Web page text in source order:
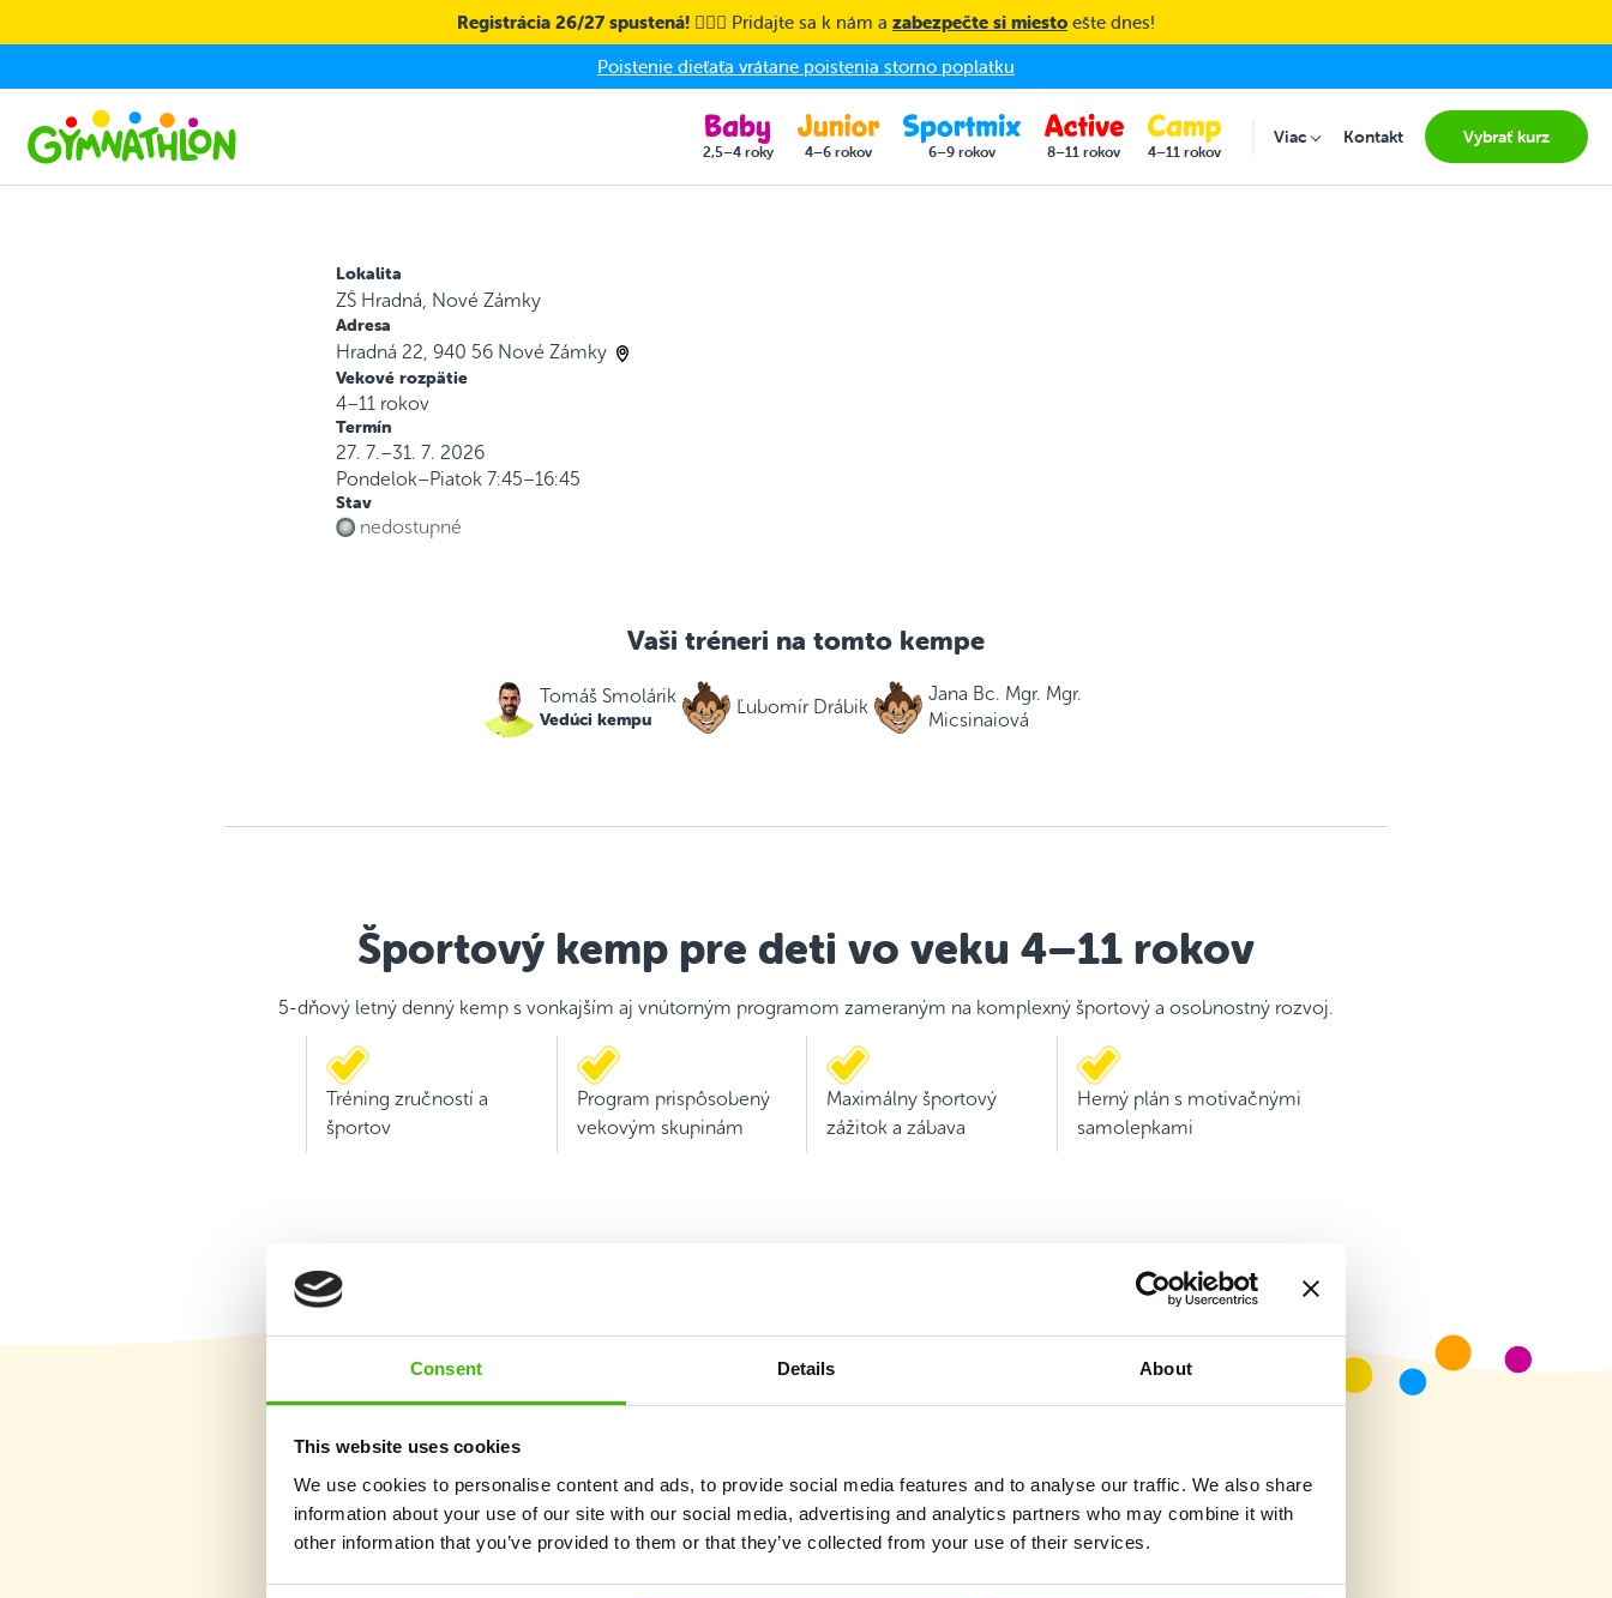
Consent Details About
This website uses cookies
We use cookies to personalise content and ads, to provide social media features and to analyse our traffic. We also share
information about your use of our site with our social media, advertising and analytics partners who may combine it with
other information that you’ve provided to them or that they’ve collected from your use of their services.
Registrácia 26/27 spustená! 🤸🏼‍♀️ Pridajte sa k nám a zabezpečte si miesto ešte dnes!
Poistenie dieťaťa vrátane poistenia storno poplatku
2,5–4 roky 4–6 rokov 6–9 rokov 8–11 rokov 4–11 rokov
ViacSubmenu for "Viac"
Kontakt Vybrať kurz
Lokalita
ZŠ Hradná, Nové Zámky
Adresa
Hradná 22, 940 56 Nové Zámky
Vekové rozpätie
4–11 rokov
Termín
27. 7.–31. 7. 2026
Pondelok–Piatok 7:45–16:45
Stav
nedostupné
Vaši tréneri na tomto kempe
Tomáš Smolárik
Vedúci kempu
Ľubomír Drábik
Jana Bc. Mgr. Mgr.
Micsinaiová
Športový kemp pre deti vo veku 4–11 rokov
5-dňový letný denný kemp s vonkajším aj vnútorným programom zameraným na komplexný športový a osobnostný rozvoj.
Tréning zručností a
športov
Program prispôsobený
vekovým skupinám
Maximálny športový
zážitok a zábava
Herný plán s motivačnými
samolepkami
Vybrať kurz